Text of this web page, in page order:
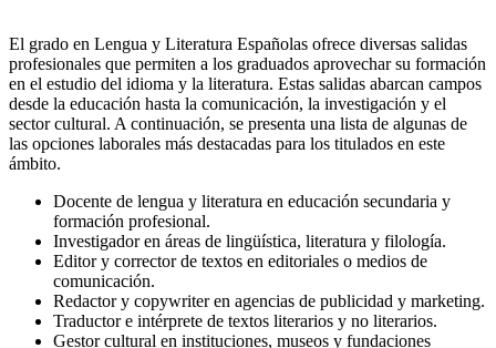
El grado en Lengua y Literatura Españolas ofrece diversas salidas
profesionales que permiten a los graduados aprovechar su formación
en el estudio del idioma y la literatura. Estas salidas abarcan campos
desde la educación hasta la comunicación, la investigación y el
sector cultural. A continuación, se presenta una lista de algunas de
las opciones laborales más destacadas para los titulados en este
ámbito.
Docente de lengua y literatura en educación secundaria y
formación profesional.
Investigador en áreas de lingüística, literatura y filología.
Editor y corrector de textos en editoriales o medios de
comunicación.
Redactor y copywriter en agencias de publicidad y marketing.
Traductor e intérprete de textos literarios y no literarios.
Gestor cultural en instituciones, museos y fundaciones